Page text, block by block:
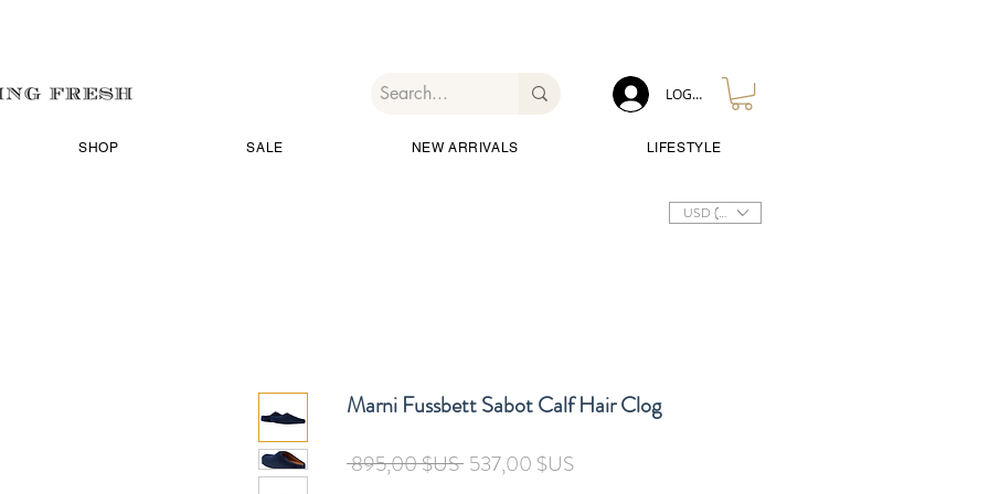
SHOP SALE NEW ARRIVALS LIFESTYLE
LOG IN
USD ($)
Marni Fussbett Sabot Calf Hair Clog
895,00 $US Prix
537,00 $USPrix